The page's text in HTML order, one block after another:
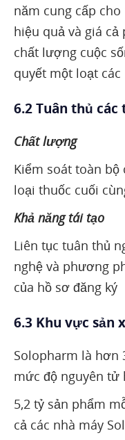
năm cung cấp
hiệu quả và giá
chất lượng cuộc
quyết một loạt
6.2 Tuân thủ
Chất lượng
Kiểm soát toàn bộ
loại thuốc cuối
Khả năng tái tạo
Liên tục tuân thủ
nghệ và phương
của hồ sơ đăng ký
6.3 Khu vực sản
Solopharm là hơn
mức độ nguyên tử
5,2 tỷ sản phẩm
cả các nhà máy